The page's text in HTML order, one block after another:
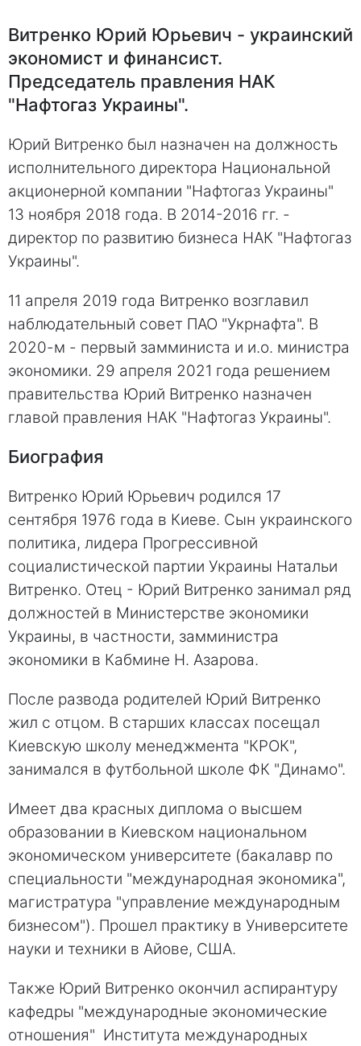
Витренко Юрий Юрьевич - украинский
экономист и финансист.
Председатель правления НАК
"Нафтогаз Украины".
Юрий Витренко был назначен на должность
исполнительного директора Национальной
акционерной компании "Нафтогаз Украины"
13 ноября 2018 года. В 2014-2016 гг. -
директор по развитию бизнеса НАК "Нафтогаз
Украины".
11 апреля 2019 года Витренко возглавил
наблюдательный совет ПАО "Укрнафта". В
2020-м - первый замминиста и и.о. министра
экономики. 29 апреля 2021 года решением
правительства Юрий Витренко назначен
главой правления НАК "Нафтогаз Украины".
Биография
Витренко Юрий Юрьевич родился 17
сентября 1976 года в Киеве. Сын украинского
политика, лидера Прогрессивной
социалистической партии Украины Натальи
Витренко. Отец - Юрий Витренко занимал ряд
должностей в Министерстве экономики
Украины, в частности, замминистра
экономики в Кабмине Н. Азарова.
После развода родителей Юрий Витренко
жил с отцом. В старших классах посещал
Киевскую школу менеджмента "КРОК",
занимался в футбольной школе ФК "Динамо".
Имеет два красных диплома о высшем
образовании в Киевском национальном
экономическом университете (бакалавр по
специальности "международная экономика",
магистратура "управление международным
бизнесом"). Прошел практику в Университете
науки и техники в Айове, США.
Также Юрий Витренко окончил аспирантуру
кафедры "международные экономические
отношения" Института международных